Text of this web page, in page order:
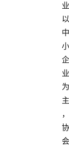
业
以
中
小
企
业
为
主
，
协
会